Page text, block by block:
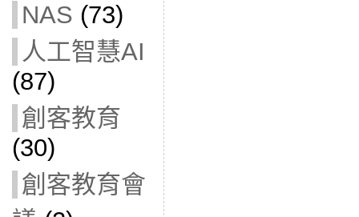
NAS (73)
人工智慧AI
(87)
創客教育
(30)
創客教育會